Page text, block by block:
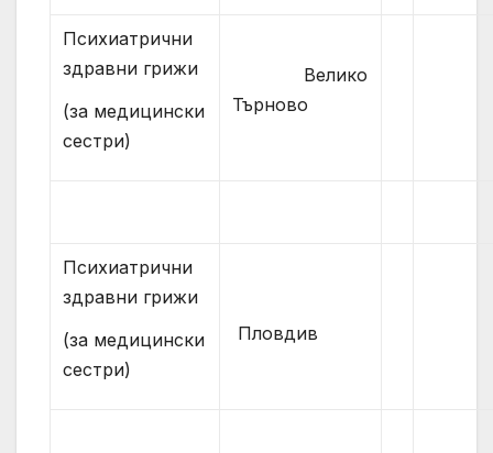
Психиатрични
здравни грижи
(за медицински
сестри)
Велико
Търново
Психиатрични
здравни грижи
(за медицински
сестри)
Пловдив